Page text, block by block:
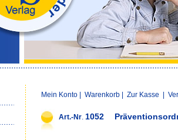
Mein Konto Warenkorb Zur Kasse
Art.-Nr. 1052